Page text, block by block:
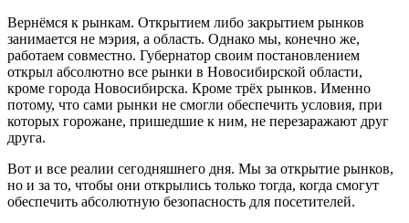
Вернёмся к рынкам. Открытием либо закрытием рынков
занимается не мэрия, а область. Однако мы, конечно же,
работаем совместно. Губернатор своим постановлением
открыл абсолютно все рынки в Новосибирской области,
кроме города Новосибирска. Кроме трёх рынков. Именно
потому, что сами рынки не смогли обеспечить условия, при
которых горожане, пришедшие к ним, не перезаражают друг
друга.
Вот и все реалии сегодняшнего дня. Мы за открытие рынков,
но и за то, чтобы они открылись только тогда, когда смогут
обеспечить абсолютную безопасность для посетителей.